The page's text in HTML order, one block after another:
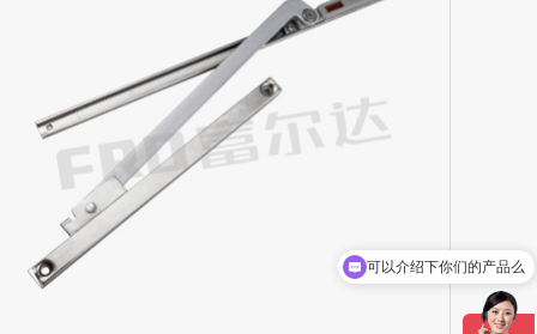
可以介绍下你们的产品么